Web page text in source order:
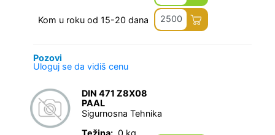
Kom u roku od 15-20 dana 2500
Pozovi
Uloguj se da vidiš cenu
DIN 471 Z8X08
PAAL
Sigurnosna Tehnika
Težina: 0 kg